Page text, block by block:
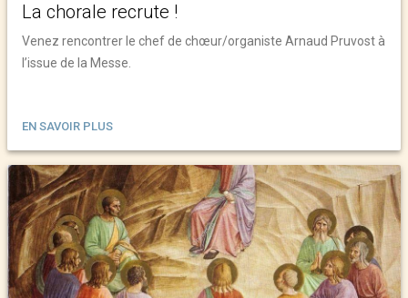
La chorale recrute !
Venez rencontrer le chef de chœur/organiste Arnaud Pruvost à
l’issue de la Messe.
EN SAVOIR PLUS